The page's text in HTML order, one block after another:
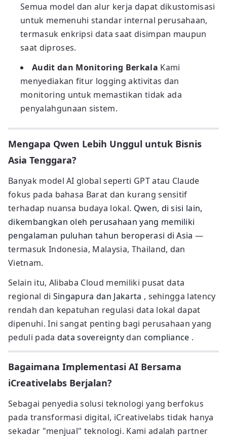
Semua model dan alur kerja dapat dikustomisasi
untuk memenuhi standar internal perusahaan,
termasuk enkripsi data saat disimpan maupun
saat diproses.
Audit dan Monitoring Berkala Kami
menyediakan fitur logging aktivitas dan
monitoring untuk memastikan tidak ada
penyalahgunaan sistem.
Mengapa Qwen Lebih Unggul untuk Bisnis
Asia Tenggara?
Banyak model AI global seperti GPT atau Claude
fokus pada bahasa Barat dan kurang sensitif
terhadap nuansa budaya lokal. Qwen, di sisi lain,
dikembangkan oleh perusahaan yang memiliki
pengalaman puluhan tahun beroperasi di Asia—
termasuk Indonesia, Malaysia, Thailand, dan
Vietnam.
Selain itu, Alibaba Cloud memiliki pusat data
regional di Singapura dan Jakarta , sehingga latency
rendah dan kepatuhan regulasi data lokal dapat
dipenuhi. Ini sangat penting bagi perusahaan yang
peduli pada data sovereigntydan compliance .
Bagaimana Implementasi AI Bersama
iCreativelabs Berjalan?
Sebagai penyedia solusi teknologi yang berfokus
pada transformasi digital, iCreativelabs tidak hanya
sekadar "menjual" teknologi. Kami adalah partner